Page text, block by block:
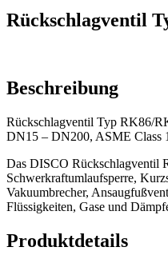
Rückschlagventil
Beschreibung
Rückschlagventil Typ RK86/
DN15 – DN200, ASME Class
Das DISCO Rückschlagventil
Schwerkraftumlaufsperre,
Vakuumbrecher,
Flüssigkeiten, Gase und
Produktdetails